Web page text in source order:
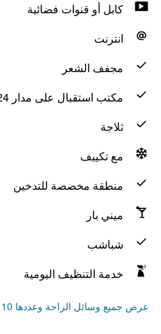
كابل أو قنوات فضائية
انترنت
مجفف الشعر
مكتب استقبال على مدار 24 ساعة
ثلاجة
مع تكييف
منطقة مخصصة للتدخين
ميني بار
شباشب
خدمة التنظيف اليومية
عرض جميع وسائل الراحة وعددها 10